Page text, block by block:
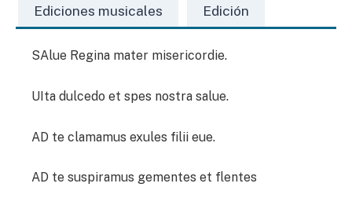
Ediciones musicales
Edición
SAlue Regina mater misericordie.
UIta dulcedo et spes nostra salue.
AD te clamamus exules filii eue.
AD te suspiramus gementes et flentes